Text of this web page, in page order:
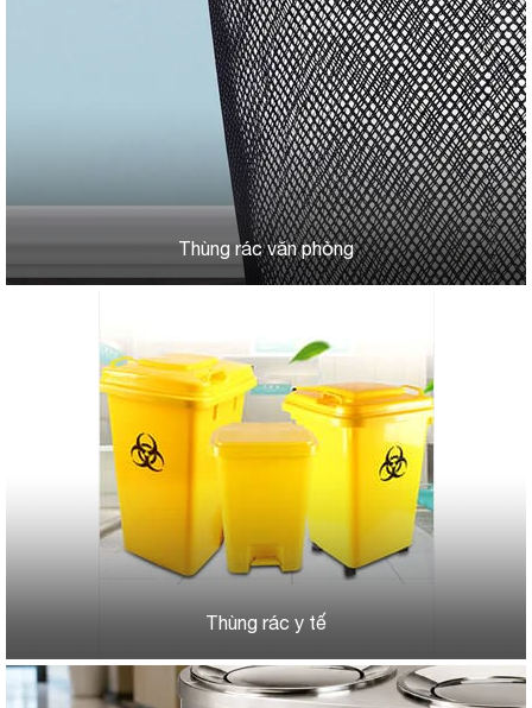
Thùng rác văn phòng
Thùng rác y tế